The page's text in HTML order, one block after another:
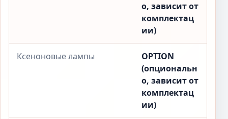
о, зависит от
комплектац
ии)
Ксеноновые лампы
OPTION
(опциональн
о, зависит от
комплектац
ии)